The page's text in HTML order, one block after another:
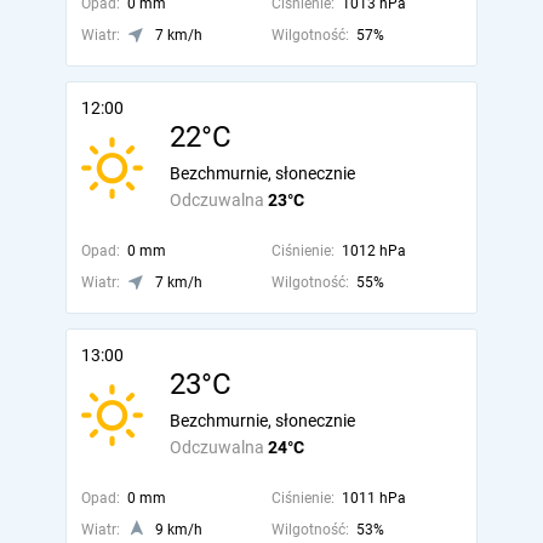
Opad: 0 mm Ciśnienie: 1013 hPa
Wiatr:
7 km/h Wilgotność: 57%
12:00
22°C
Odczuwalna 23°C
Bezchmurnie, słonecznie
Opad: 0 mm Ciśnienie: 1012 hPa
Wiatr:
7 km/h Wilgotność: 55%
13:00
23°C
Odczuwalna 24°C
Bezchmurnie, słonecznie
Opad: 0 mm Ciśnienie: 1011 hPa
Wiatr:
9 km/h Wilgotność: 53%